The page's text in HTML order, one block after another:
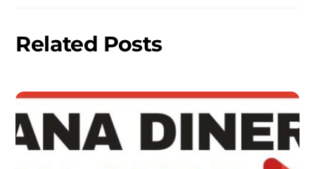
Related Posts